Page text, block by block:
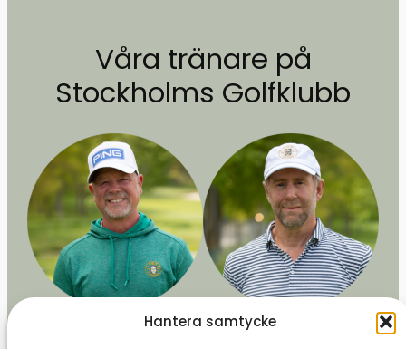
Hantera samtycke
Våra tränare på
Stockholms Golfklubb
Johan Orrgård
Per Jacobson